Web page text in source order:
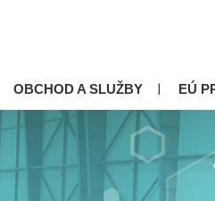
OBCHOD A SLUŽBY EÚ